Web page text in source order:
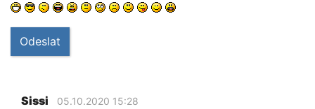
Odeslat
Sissi 05.10.2020 15:28